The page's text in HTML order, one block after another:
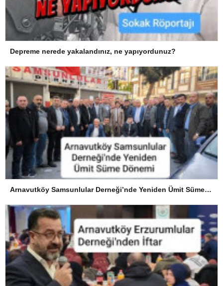
Depreme nerede yakalandınız, ne yapıyordunuz?
Arnavutköy Samsunlular Derneği’nde Yeniden Ümit Süme Dönemi